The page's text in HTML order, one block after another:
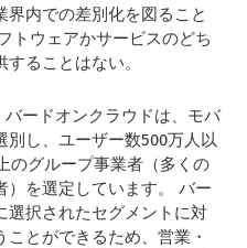
内での差別化を図ること
トウェアかサービスのどち
ることはない。
バードオンクラウドは、モバ
別し、ユーザー数500万人以
のグループ事業者（多くの
）を選定しています。 バー
選択されたセグメントに対
とができるため、営業・